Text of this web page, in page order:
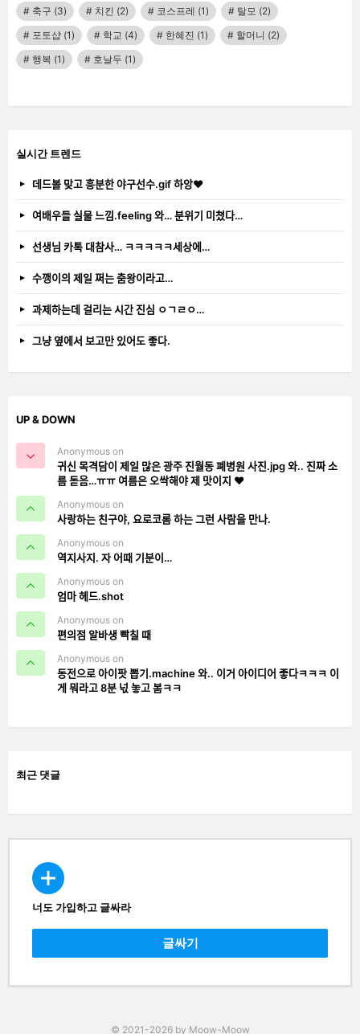
축구 (3) 치킨 (2) 코스프레 (1) 탈모 (2)
포토샵 (1) 학교 (4) 한혜진 (1) 할머니 (2)
행복 (1) 호날두 (1)
실시간 트렌드
데드볼 맞고 흥분한 야구선수.gif 하앙❤️
여배우들 실물 느낌.feeling 와… 분위기 미쳤다…
선생님 카톡 대참사… ㅋㅋㅋㅋㅋ세상에…
수깽이의 제일 쩌는 춤왕이라고…
과제하는데 걸리는 시간 진심 ㅇㄱㄹㅇ…
그냥 옆에서 보고만 있어도 좋다.
UP & DOWN
Anonymous on
귀신 목격담이 제일 많은 광주 진월동 폐병원 사진.jpg 와.. 진짜 소
름 돋음…ㅠㅠ 여름은 오싹해야 제 맛이지 ❤️
Anonymous on
사랑하는 친구야, 요로코롬 하는 그런 사람을 만나.
Anonymous on
역지사지. 자 어때 기분이…
Anonymous on
엄마 헤드.shot
Anonymous on
편의점 알바생 빡칠 때
Anonymous on
동전으로 아이팟 뽑기.machine 와.. 이거 아이디어 좋다ㅋㅋㅋ 이
게 뭐라고 8분 넋 놓고 봄ㅋㅋ
최근 댓글
CREATE
너도 가입하고 글싸라
글싸기
© 2021-2026 by Moow-Moow